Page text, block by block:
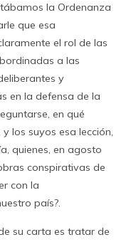
la Ordenanza
que esa
el rol de las
a las
y
en la defensa de la
en qué
los suyos esa lección,
quienes, en agosto
conspirativas de
con la
país?.
su carta es tratar de